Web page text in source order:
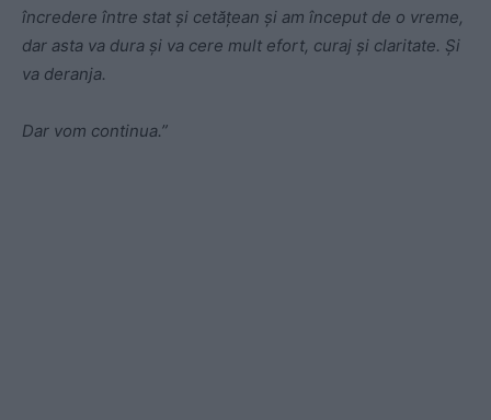
încredere între stat și cetățean și am început de o vreme,
dar asta va dura și va cere mult efort, curaj și claritate. Și
va deranja.
Dar vom continua.”